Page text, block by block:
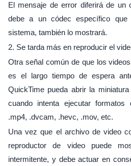
El mensaje de error diferirá de
debe a un códec específico
sistema, también lo mostrará.
2. Se tarda más en reproducir el
Otra señal común de que los
es el largo tiempo de espera
QuickTime pueda abrir la
cuando intenta ejecutar
.mp4, .dvcam, .hevc, .mov, etc.
Una vez que el archivo de video
reproductor de video puede
intermitente, y debe actuar en